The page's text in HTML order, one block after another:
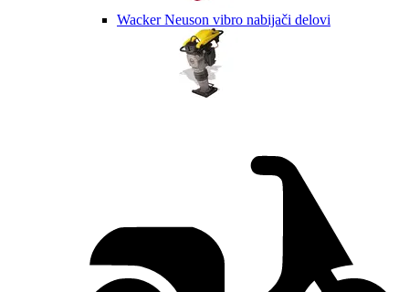
Wacker Neuson vibro nabijači delovi